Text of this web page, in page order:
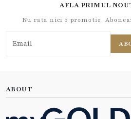
AFLA PRIMUL
Nu rata nici o promotie.
ABOUT